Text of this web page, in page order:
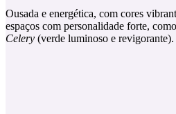
Ousada e energética, com cores
espaços com personalidade forte,
Celery (verde luminoso e revigorante).